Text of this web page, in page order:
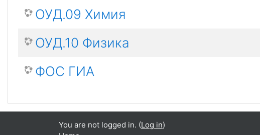
ОУД.09 Химия
ОУД.10 Физика
ФОС ГИА
You are not logged in. (Log in)